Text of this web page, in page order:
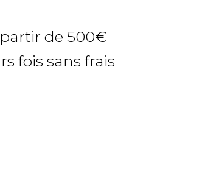
de 500€
fois sans frais